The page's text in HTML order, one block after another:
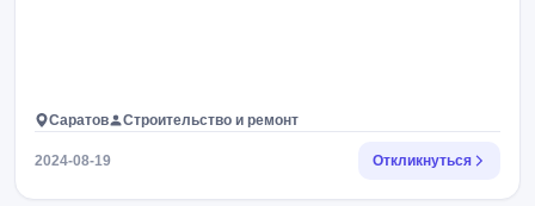
Саратов Строительство и ремонт
2024-08-19 Откликнуться